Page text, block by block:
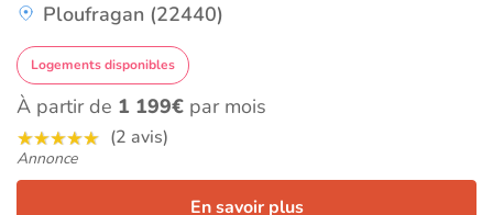
Ploufragan (22440)
Logements disponibles
À partir de 1 199€ par mois
(2 avis)
Annonce
En savoir plus